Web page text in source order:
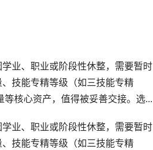
业、职业或阶段性休整，需要暂时
技能专精等级（如三技能专精
等核心资产，值得被妥善交接。选...
业、职业或阶段性休整，需要暂时
技能专精等级（如三技能专精